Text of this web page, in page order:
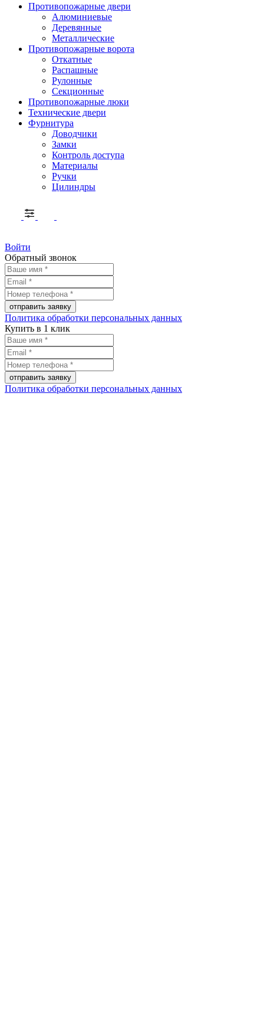
Противопожарные двери
Алюминиевые
Деревянные
Металлические
Противопожарные ворота
Откатные
Распашные
Рулонные
Секционные
Противопожарные люки
Технические двери
Фурнитура
Доводчики
Замки
Контроль доступа
Материалы
Ручки
Цилиндры
Войти
Обратный звонок
Политика обработки персональных данных
Купить в 1 клик
Политика обработки персональных данных